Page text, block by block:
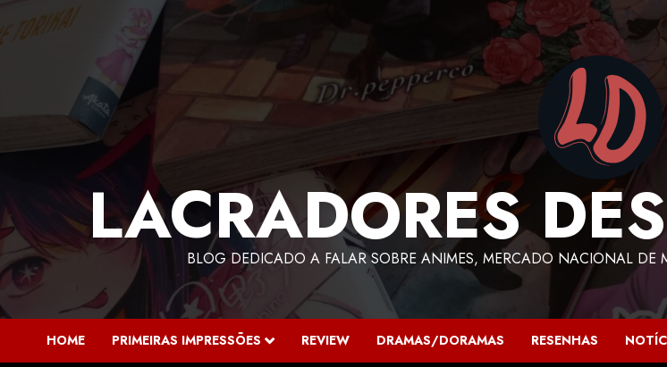
LACRADORES
BLOG DEDICADO A FALAR SOBRE ANIMES, MERCADO NACIONAL DE
HOME PRIMEIRAS IMPRESSÕES REVIEW DRAMAS/DORAMAS RESENHAS